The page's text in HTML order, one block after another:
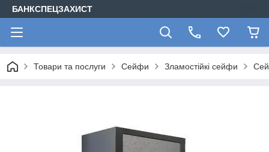
БАНКСПЕЦЗАХИСТ
Товари та послуги Сейфи Зламостійкі сейфи